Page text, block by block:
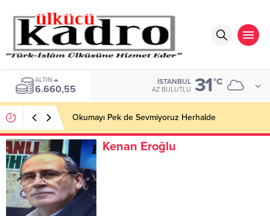
ALTIN
6.660,55
İSTANBUL
AZ BULUTLU 31°C
Okumayı Pek de Sevmiyoruz Herhalde
Kenan Eroğlu